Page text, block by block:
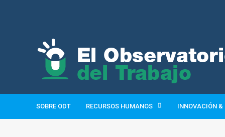
SOBRE ODT RECURSOS HUMANOS INNOVACIÓN &